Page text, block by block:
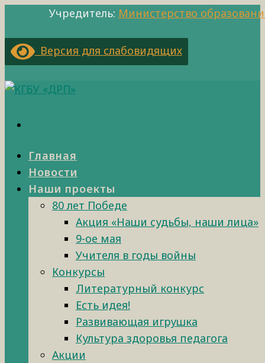
Учредитель: Министерство
Версия для слабовидящих
Главная
Новости
Наши проекты
80 лет Победе
Акция «Наши судьбы, наши лица»
9-ое мая
Учителя в годы войны
Конкурсы
Литературный конкурс
Есть идея!
Развивающая игрушка
Культура здоровья педагога
Акции